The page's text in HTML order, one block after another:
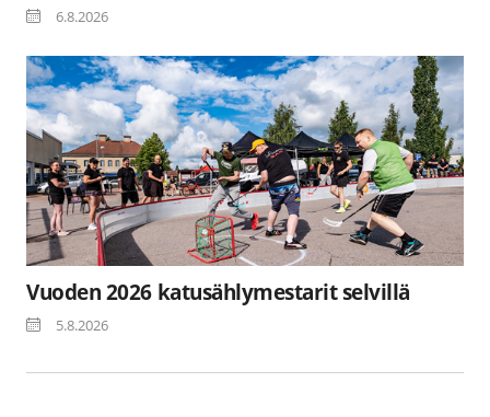
6.8.2026
Vuoden 2026 katusählymestarit selvillä
5.8.2026